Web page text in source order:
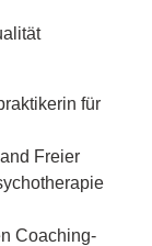
für
Freier
Coaching-